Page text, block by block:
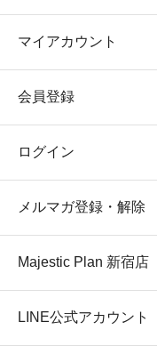
マイアカウント
会員登録
ログイン
メルマガ登録・解除
Majestic Plan 新宿店
LINE公式アカウント